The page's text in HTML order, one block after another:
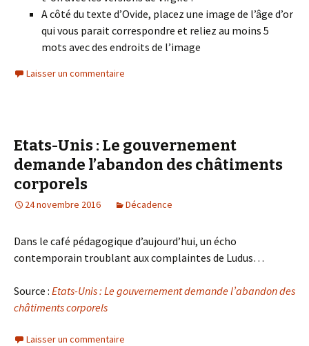
A côté du texte d’Ovide, placez une image de l’âge d’or
qui vous parait correspondre et reliez au moins 5
mots avec des endroits de l’image
Laisser un commentaire
Etats-Unis : Le gouvernement
demande l’abandon des châtiments
corporels
24 novembre 2016 Décadence
Dans le café pédagogique d’aujourd’hui, un écho
contemporain troublant aux complaintes de Ludus…
Source : Etats-Unis : Le gouvernement demande l’abandon des
châtiments corporels
Laisser un commentaire